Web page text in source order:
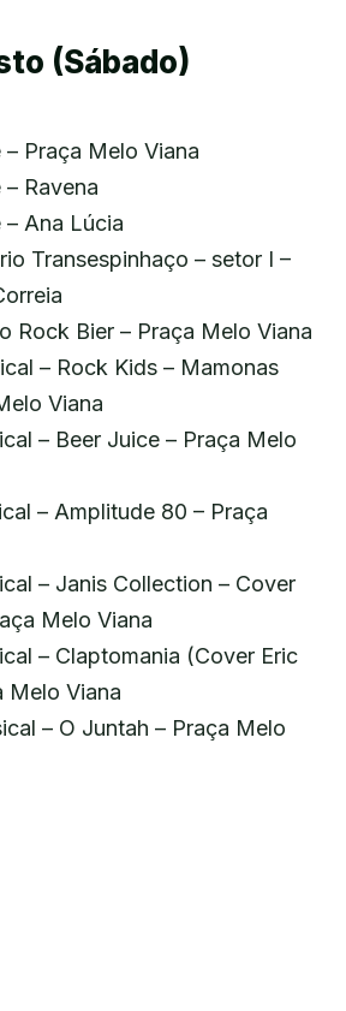
(Sábado)
Praça Melo Viana
Ravena
– Ana Lúcia
Transespinhaço – setor I –
Rock Bier – Praça Melo Viana
– Rock Kids – Mamonas
Viana
– Beer Juice – Praça Melo
– Amplitude 80 – Praça
– Janis Collection – Cover
Melo Viana
– Claptomania (Cover Eric
Melo Viana
– O Juntah – Praça Melo